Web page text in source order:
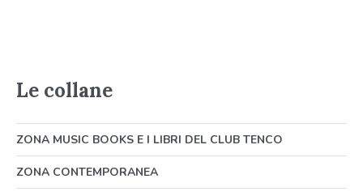
Le collane
ZONA MUSIC BOOKS E I LIBRI DEL CLUB TENCO
ZONA CONTEMPORANEA